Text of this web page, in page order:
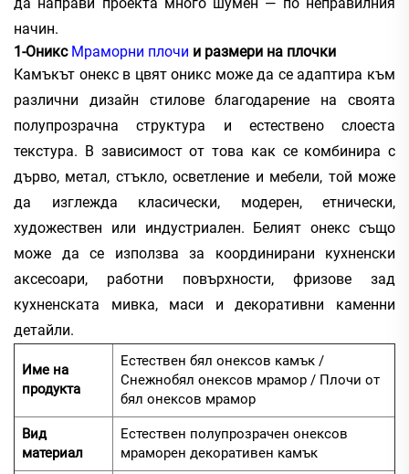
начин.
1-Оникс Мраморни плочи и размери на плочки
Камъкът онекс в цвят оникс може да се адаптира към
различни дизайн стилове благодарение на своята
полупрозрачна структура и естествено слоеста
текстура. В зависимост от това как се комбинира с
дърво, метал, стъкло, осветление и мебели, той може
да изглежда класически, модерен, етнически,
художествен или индустриален. Белият онекс също
може да се използва за координирани кухненски
аксесоари, работни повърхности, фризове зад
кухненската мивка, маси и декоративни каменни
детайли.
Име на
продукта
Естествен бял онексов камък /
Снежнобял онексов мрамор / Плочи от
бял онексов мрамор
Вид
материал
Естествен полупрозрачен онексов
мраморен декоративен камък